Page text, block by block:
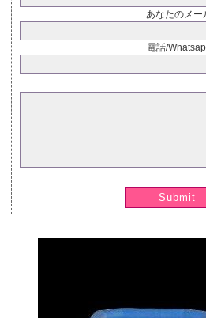
あなたのメー
電話/
Submit